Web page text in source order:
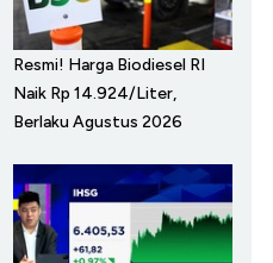
Resmi! Harga Biodiesel RI
Naik Rp 14.924/Liter,
Berlaku Agustus 2026